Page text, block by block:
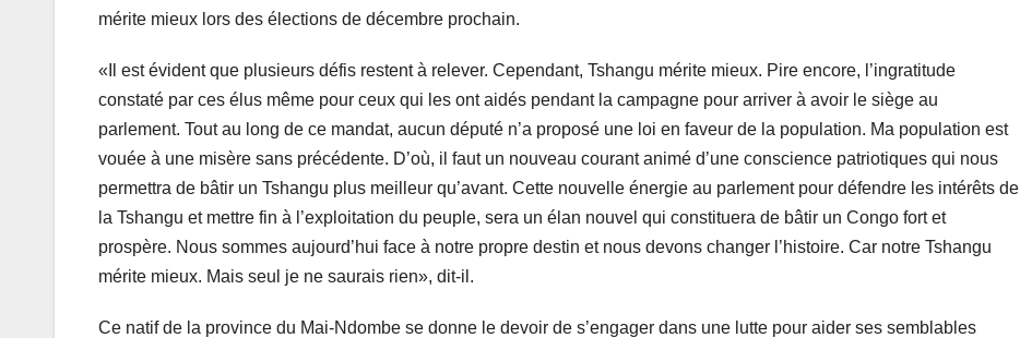
mérite mieux lors des élections de décembre prochain.
«Il est évident que plusieurs défis restent à relever. Cependant, Tshangu mérite mieux. Pire encore, l’ingratitude
constaté par ces élus même pour ceux qui les ont aidés pendant la campagne pour arriver à avoir le siège au
parlement. Tout au long de ce mandat, aucun député n’a proposé une loi en faveur de la population. Ma population est
vouée à une misère sans précédente. D’où, il faut un nouveau courant animé d’une conscience patriotiques qui nous
permettra de bâtir un Tshangu plus meilleur qu’avant. Cette nouvelle énergie au parlement pour défendre les intérêts de
la Tshangu et mettre fin à l’exploitation du peuple, sera un élan nouvel qui constituera de bâtir un Congo fort et
prospère. Nous sommes aujourd’hui face à notre propre destin et nous devons changer l’histoire. Car notre Tshangu
mérite mieux. Mais seul je ne saurais rien», dit-il.
Ce natif de la province du Mai-Ndombe se donne le devoir de s’engager dans une lutte pour aider ses semblables